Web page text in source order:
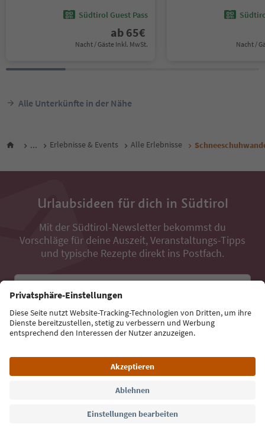
Südtirol Guest Pass
ab 65€
Nacht / Gäste Inkl. MwSt. Nacht /
Alle Unterkünfte in der Nähe
... Erlebnisse & Events Alle Erlebnisse
Urlaubsideen für dich in Südtirol
Mit der Südtirol-Newsletter bekommst du
Vorschläge für deine Auszeit, Veranstaltungs-Tipps
und typische Rezepte direkt ins Postfach.
Jetzt anmelden